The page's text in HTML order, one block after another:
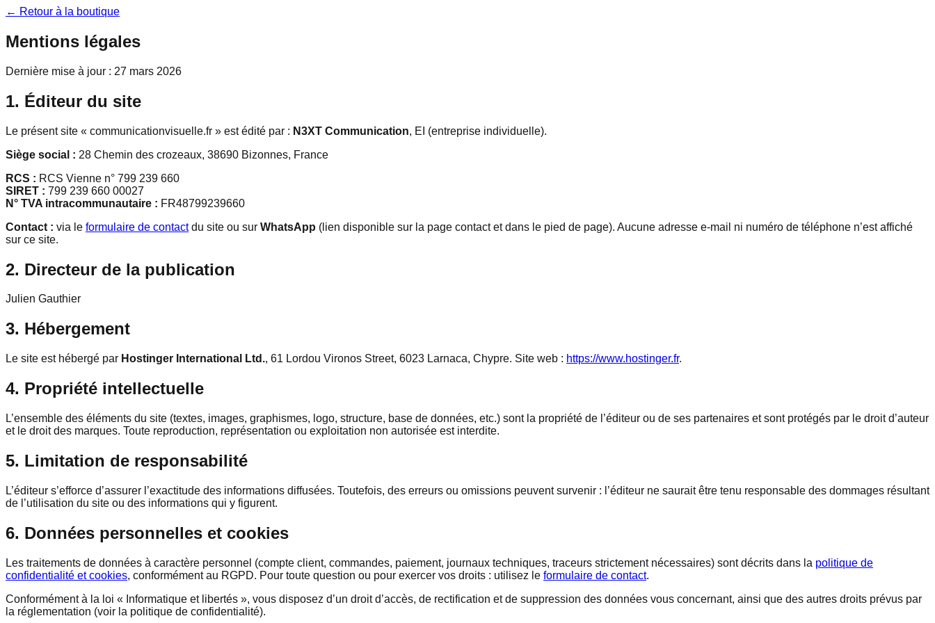
← Retour à la boutique
Mentions légales
Dernière mise à jour : 27 mars 2026
1. Éditeur du site
Le présent site « communicationvisuelle.fr » est édité par : N3XT Communication, EI (entreprise individuelle).
Siège social : 28 Chemin des crozeaux, 38690 Bizonnes, France
RCS : RCS Vienne n° 799 239 660
SIRET : 799 239 660 00027
N° TVA intracommunautaire : FR48799239660
Contact : via le formulaire de contact du site ou sur WhatsApp (lien disponible sur la page contact et dans le pied de page). Aucune adresse e-mail ni numéro de téléphone n’est affiché
sur ce site.
2. Directeur de la publication
Julien Gauthier
3. Hébergement
Le site est hébergé par Hostinger International Ltd., 61 Lordou Vironos Street, 6023 Larnaca, Chypre. Site web : https://www.hostinger.fr.
4. Propriété intellectuelle
L’ensemble des éléments du site (textes, images, graphismes, logo, structure, base de données, etc.) sont la propriété de l’éditeur ou de ses partenaires et sont protégés par le droit d’auteur
et le droit des marques. Toute reproduction, représentation ou exploitation non autorisée est interdite.
5. Limitation de responsabilité
L’éditeur s’efforce d’assurer l’exactitude des informations diffusées. Toutefois, des erreurs ou omissions peuvent survenir : l’éditeur ne saurait être tenu responsable des dommages résultant
de l’utilisation du site ou des informations qui y figurent.
6. Données personnelles et cookies
Les traitements de données à caractère personnel (compte client, commandes, paiement, journaux techniques, traceurs strictement nécessaires) sont décrits dans la politique de
confidentialité et cookies, conformément au RGPD. Pour toute question ou pour exercer vos droits : utilisez le formulaire de contact.
Conformément à la loi « Informatique et libertés », vous disposez d’un droit d’accès, de rectification et de suppression des données vous concernant, ainsi que des autres droits prévus par
la réglementation (voir la politique de confidentialité).